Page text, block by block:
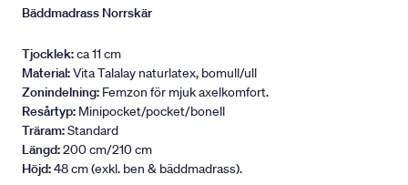
Bäddmadrass Norrskär
Tjocklek:ca 11 cm
Material:Vita Talalay naturlatex, bomull/ull
Zonindelning: Femzon för mjuk axelkomfort.
Resårtyp: Minipocket/pocket/bonell
Träram:Standard
Längd:200 cm/210 cm
Höjd:48 cm (exkl. ben & bäddmadrass).